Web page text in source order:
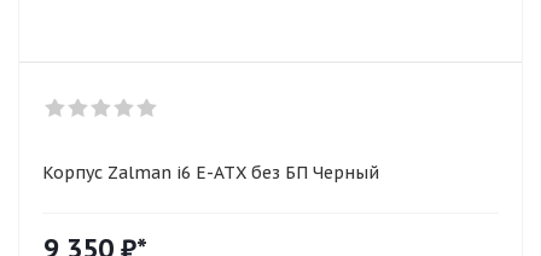
Корпус Zalman i6 E-ATX без БП Черный
9 350 ₽*